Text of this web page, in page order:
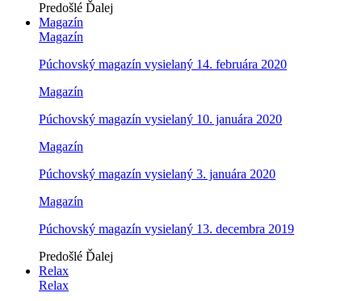
Predošlé Ďalej
Magazín
Magazín
Púchovský magazín vysielaný 14. februára 2020
Magazín
Púchovský magazín vysielaný 10. januára 2020
Magazín
Púchovský magazín vysielaný 3. januára 2020
Magazín
Púchovský magazín vysielaný 13. decembra 2019
Predošlé Ďalej
Relax
Relax